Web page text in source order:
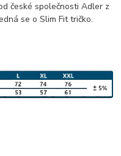
české společnosti Adler z
se o Slim Fit tričko.